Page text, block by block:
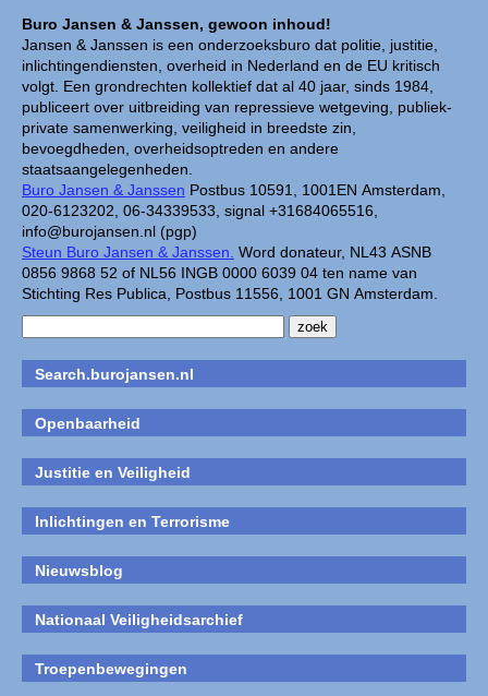
Buro Jansen & Janssen, gewoon inhoud!
Jansen & Janssen is een onderzoeksburo dat politie, justitie,
inlichtingendiensten, overheid in Nederland en de EU kritisch
volgt. Een grondrechten kollektief dat al 40 jaar, sinds 1984,
publiceert over uitbreiding van repressieve wetgeving, publiek-
private samenwerking, veiligheid in breedste zin,
bevoegdheden, overheidsoptreden en andere
staatsaangelegenheden.
Buro Jansen & Janssen Postbus 10591, 1001EN Amsterdam,
020-6123202, 06-34339533, signal +31684065516,
info@burojansen.nl (pgp)
Steun Buro Jansen & Janssen. Word donateur, NL43 ASNB
0856 9868 52 of NL56 INGB 0000 6039 04 ten name van
Stichting Res Publica, Postbus 11556, 1001 GN Amsterdam.
Search.burojansen.nl
Openbaarheid
Justitie en Veiligheid
Inlichtingen en Terrorisme
Nieuwsblog
Nationaal Veiligheidsarchief
Troepenbewegingen